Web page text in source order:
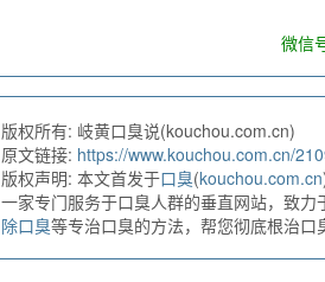
微信
版权所有: 岐黄口臭说(kouchou.com.cn)
原文链接: https://www.kouchou.com.cn/
版权声明: 本文首发于口臭(kouchou.com.cn
一家专门服务于口臭人群的垂直网站，致力
除口臭等专治口臭的方法，帮您彻底根治